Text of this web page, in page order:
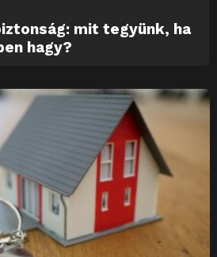
mit tegyünk, ha
hagy?